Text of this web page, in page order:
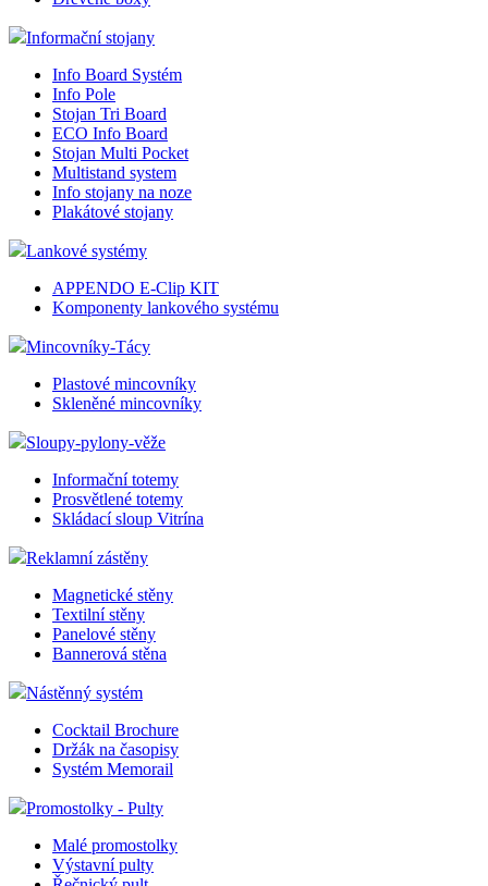
Informační stojany
Info Board Systém
Info Pole
Stojan Tri Board
ECO Info Board
Stojan Multi Pocket
Multistand system
Info stojany na noze
Plakátové stojany
Lankové systémy
APPENDO E-Clip KIT
Komponenty lankového systému
Mincovníky-Tácy
Plastové mincovníky
Skleněné mincovníky
Sloupy-pylony-věže
Informační totemy
Prosvětlené totemy
Skládací sloup Vitrína
Reklamní zástěny
Magnetické stěny
Textilní stěny
Panelové stěny
Bannerová stěna
Nástěnný systém
Cocktail Brochure
Držák na časopisy
Systém Memorail
Promostolky - Pulty
Malé promostolky
Výstavní pulty